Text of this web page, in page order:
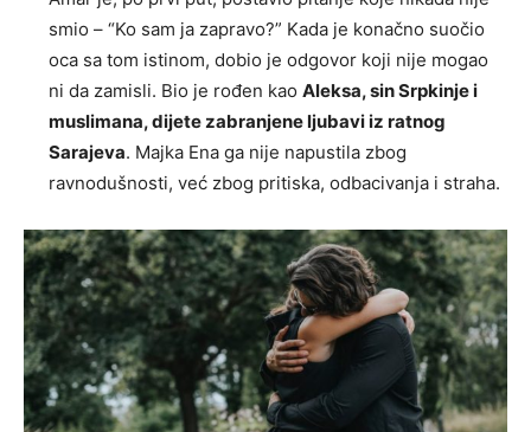
smio – “Ko sam ja zapravo?” Kada je konačno suočio
oca sa tom istinom, dobio je odgovor koji nije mogao
ni da zamisli. Bio je rođen kao Aleksa, sin Srpkinje i
muslimana, dijete zabranjene ljubavi iz ratnog
Sarajeva. Majka Ena ga nije napustila zbog
ravnodušnosti, već zbog pritiska, odbacivanja i straha.